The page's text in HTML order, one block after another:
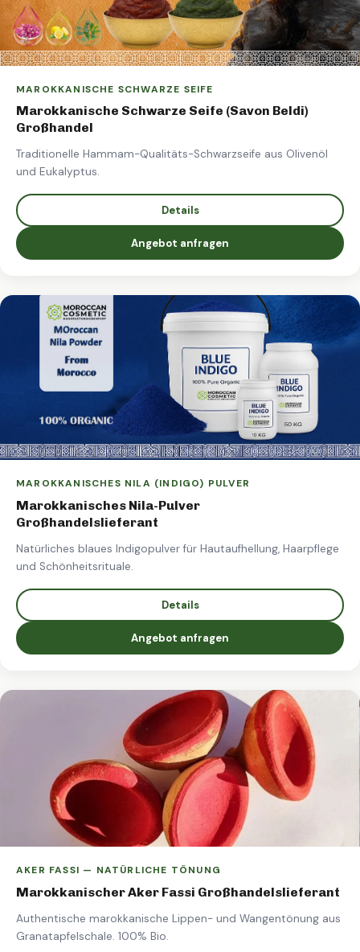
MAROKKANISCHE SCHWARZE SEIFE
Marokkanische Schwarze Seife (Savon Beldi)
Großhandel
Traditionelle Hammam-Qualitäts-Schwarzseife aus Olivenöl
und Eukalyptus.
Details
Angebot anfragen
MAROKKANISCHES NILA (INDIGO) PULVER
Marokkanisches Nila-Pulver
Großhandelslieferant
Natürliches blaues Indigopulver für Hautaufhellung, Haarpflege
und Schönheitsrituale.
Details
Angebot anfragen
AKER FASSI — NATÜRLICHE TÖNUNG
Marokkanischer Aker Fassi Großhandelslieferant
Authentische marokkanische Lippen- und Wangentönung aus
Granatapfelschale. 100% Bio.